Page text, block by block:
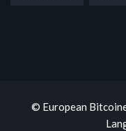
© European